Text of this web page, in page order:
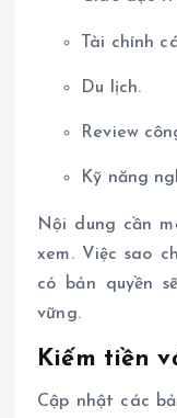
Tài chính
Du lịch.
Review
Kỹ năng
Nội dung cần
xem. Việc sao
có bản quyền
vững.
Kiếm tiền
Cập nhật các